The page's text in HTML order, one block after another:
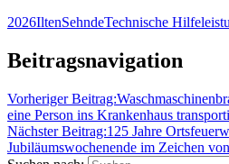
2026IltenSehndeTechnische
Beitragsnavigation
Vorheriger Beitrag:
eine Person ins Krankenhaus
Nächster Beitrag:125 Jahre
Jubiläumswochenende im Zeichen